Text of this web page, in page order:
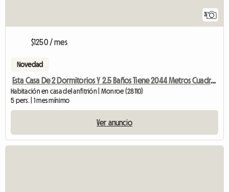
3
$1250 / mes
Novedad
Esta Casa De 2 Dormitorios Y 2.5 Baños Tiene 2044 Metros Cuadrados.
Habitación en casa del anfitrión | Monroe (28110)
5 pers. | 1 mes mínimo
Ver anuncio